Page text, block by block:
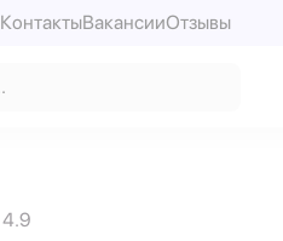
КонтактыВакансииОтзывы
4.9